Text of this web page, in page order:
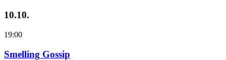
10.10.
19:00
Smelling Gossip